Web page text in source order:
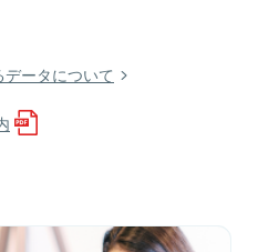
ータについて